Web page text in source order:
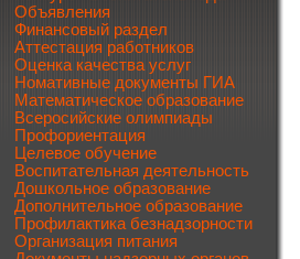
Объявления
Финансовый раздел
Аттестация работников
Оценка качества услуг
Номативные документы ГИА
Математическое образование
Всеросийские олимпиады
Профориентация
Целевое обучение
Воспитательная деятельность
Дошкольное образование
Дополнительное образование
Профилактика безнадзорности
Организация питания